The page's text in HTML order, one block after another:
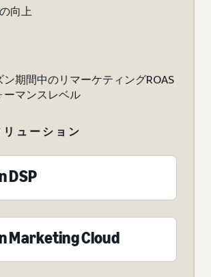
向上
期間中のリマーケティングROAS
ーマンスレベル
ューション
DSP
Marketing Cloud